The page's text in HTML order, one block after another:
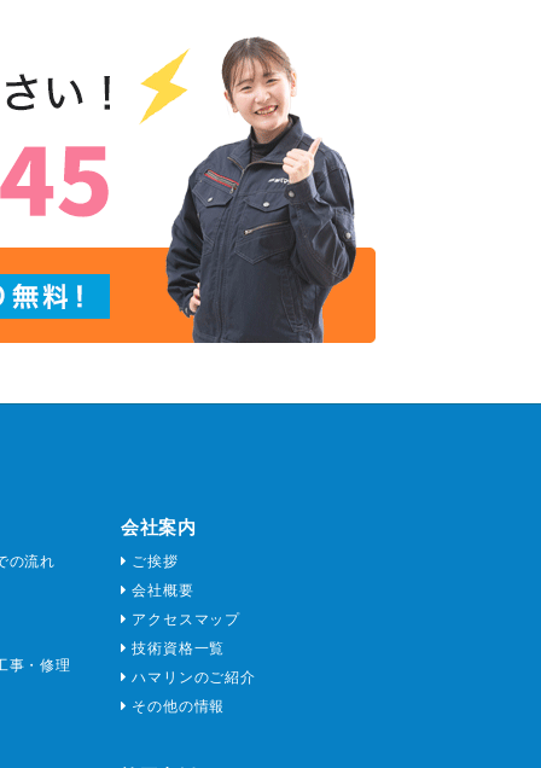
の流れ
事・修理
会社案内
ご挨拶
会社概要
アクセスマップ
技術資格一覧
ハマリンのご紹介
その他の情報